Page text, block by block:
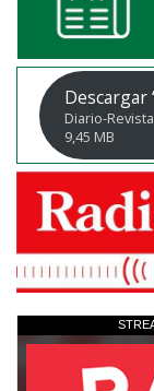
Descargar
Diario-
9,45 MB